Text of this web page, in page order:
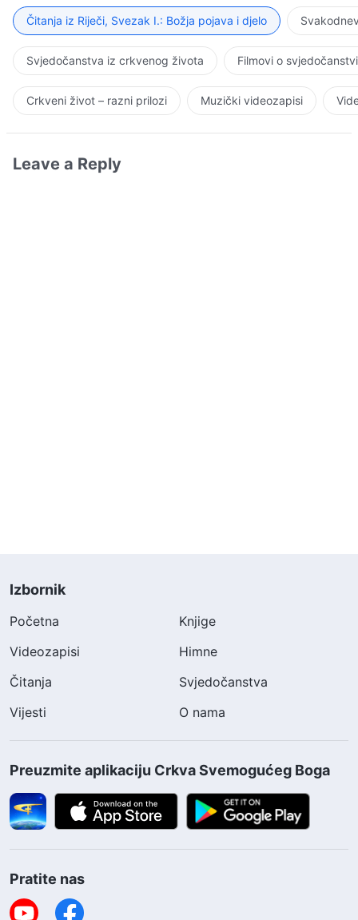
Čitanja iz Riječi, Svezak I.: Božja pojava i djelo
Svjedočanstva iz crkvenog života Filmovi o
Crkveni život – razni prilozi Muzički videozapisi
Leave a Reply
Izbornik
Početna
Knjige
Videozapisi
Himne
Čitanja
Svjedočanstva
Vijesti
O nama
Preuzmite aplikaciju Crkva Svemogućeg Boga
Pratite nas